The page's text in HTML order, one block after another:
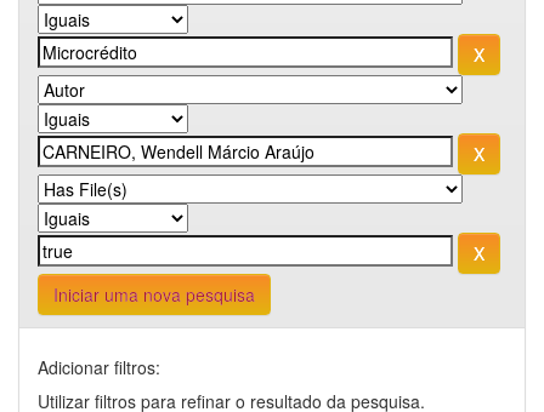
Iniciar uma nova pesquisa
Adicionar filtros:
Utilizar filtros para refinar o resultado da pesquisa.